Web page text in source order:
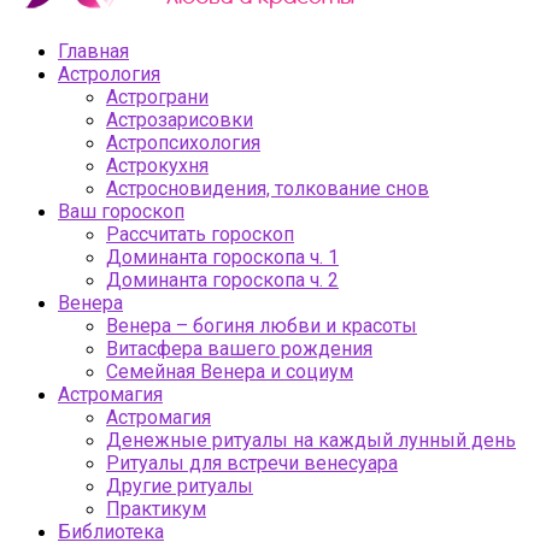
Главная
Астрология
Астрограни
Астрозарисовки
Астропсихология
Астрокухня
Астросновидения, толкование снов
Ваш гороскоп
Рассчитать гороскоп
Доминанта гороскопа ч. 1
Доминанта гороскопа ч. 2
Венера
Венера – богиня любви и красоты
Витасфера вашего рождения
Семейная Венера и социум
Астромагия
Астромагия
Денежные ритуалы на каждый лунный день
Ритуалы для встречи венесуара
Другие ритуалы
Практикум
Библиотека